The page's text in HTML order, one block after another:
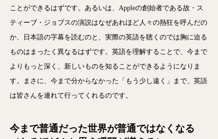
ことができるはずです。あるいは、Appleの創始者である故・ス
ティーブ・ジョブスの演説はなぜあれほど人々の熱狂を呼んだの
か、日本語の字幕を読むのと、実際の英語を聴くのでは胸に迫る
ものはまったく異なるはずです。英語を理解することで、今まで
よりもっと深く、新しいものを知ることができるようになりま
す。まさに、今まで分からなかった「もう少し遠く」まで、英語
は皆さんを連れて行ってくれるのです。
今まで普通だった世界が普通ではなくなる